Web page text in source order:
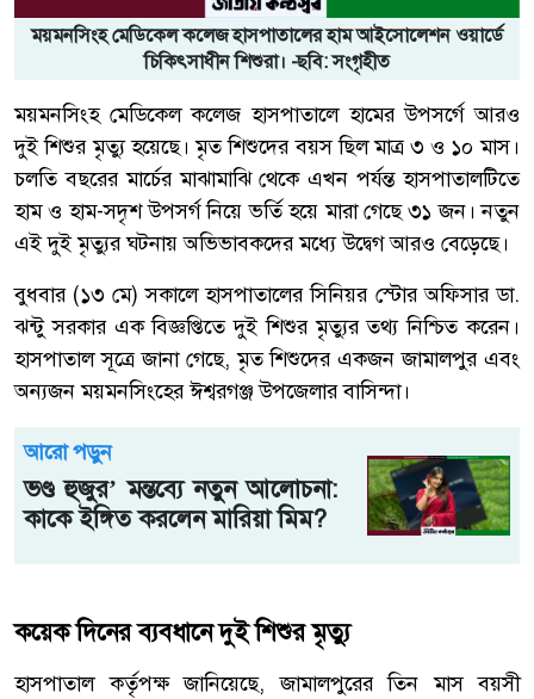
ময়মনসিংহ মেডিকেল কলেজ হাসপাতালের হাম আইসোলেশন ওয়ার্ডে
চিকিৎসাধীন শিশুরা। -ছবি: সংগৃহীত
ময়মনসিংহ মেডিকেল কলেজ হাসপাতালে হামের উপসর্গে আরও
দুই শিশুর মৃত্যু হয়েছে। মৃত শিশুদের বয়স ছিল মাত্র ৩ ও ১০ মাস।
চলতি বছরের মার্চের মাঝামাঝি থেকে এখন পর্যন্ত হাসপাতালটিতে
হাম ও হাম-সদৃশ উপসর্গ নিয়ে ভর্তি হয়ে মারা গেছে ৩১ জন। নতুন
এই দুই মৃত্যুর ঘটনায় অভিভাবকদের মধ্যে উদ্বেগ আরও বেড়েছে।
বুধবার (১৩ মে) সকালে হাসপাতালের সিনিয়র স্টোর অফিসার ডা.
ঝন্টু সরকার এক বিজ্ঞপ্তিতে দুই শিশুর মৃত্যুর তথ্য নিশ্চিত করেন।
হাসপাতাল সূত্রে জানা গেছে, মৃত শিশুদের একজন জামালপুর এবং
অন্যজন ময়মনসিংহের ঈশ্বরগঞ্জ উপজেলার বাসিন্দা।
আরো পড়ুন
ভণ্ড হুজুর’ মন্তব্যে নতুন আলোচনা:
কাকে ইঙ্গিত করলেন মারিয়া মিম?
কয়েক দিনের ব্যবধানে দুই শিশুর মৃত্যু
হাসপাতাল কর্তৃপক্ষ জানিয়েছে, জামালপুরের তিন মাস বয়সী